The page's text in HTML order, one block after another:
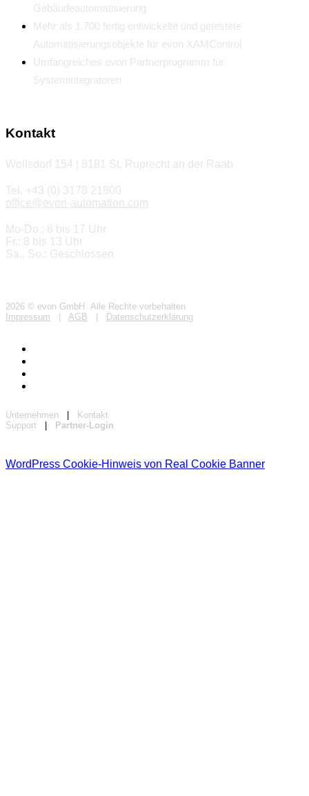
Gebäudeautomatisierung
Mehr als 1.700 fertig entwickelte und getestete
Automatisierungsobjekte für evon XAMControl
Umfangreiches evon Partnerprogramm für
Systemintegratoren
Kontakt
Wollsdorf 154 | 8181 St. Ruprecht an der Raab
Tel. +43 (0) 3178 21800
office@evon-automation.com
Mo-Do.: 8 bis 17 Uhr
Fr.: 8 bis 13 Uhr
Sa., So.: Geschlossen
2026 © evon GmbH Alle Rechte vorbehalten
Impressum
AGB Datenschutzerklärung
Unternehmen
Kontakt
Support
Partner-Login
WordPress Cookie-Hinweis von Real Cookie Banner